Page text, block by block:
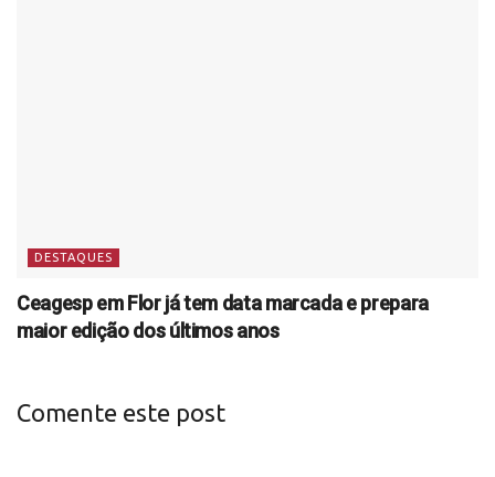
DESTAQUES
Ceagesp em Flor já tem data marcada e prepara
maior edição dos últimos anos
Comente este post